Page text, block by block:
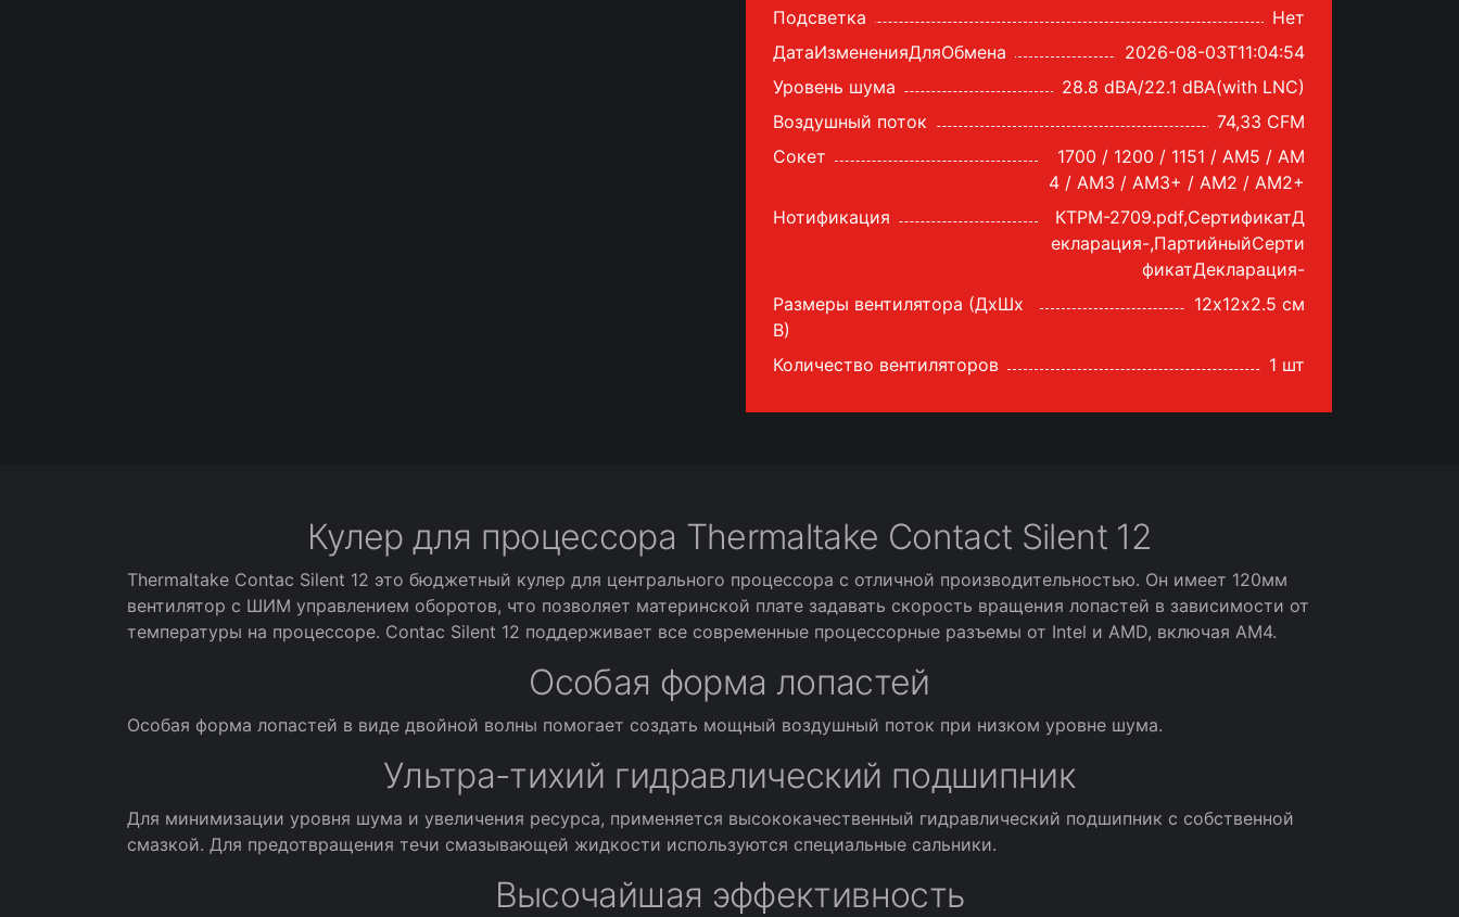
Подсветка
Нет
ДатаИзмененияДляОбмена
2026-08-03T11:04:54
Уровень шума
28.8 dBA/22.1 dBA(with LNC)
Воздушный поток
74,33 CFM
Сокет
1700 / 1200 / 1151 / AM5 / AM
4 / AM3 / AM3+ / AM2 / AM2+
Нотификация
КТРМ-2709.pdf,СертификатД
екларация-,ПартийныйСерти
фикатДекларация-
Размеры вентилятора (ДхШх
В)
12х12х2.5 см
Количество вентиляторов 1 шт
Кулер для процессора Thermaltake Contact Silent 12
Thermaltake Contac Silent 12 это бюджетный кулер для центрального процессора с отличной производительностью. Он имеет 120мм
вентилятор с ШИМ управлением оборотов, что позволяет материнской плате задавать скорость вращения лопастей в зависимости от
температуры на процессоре. Contac Silent 12 поддерживает все современные процессорные разъемы от Intel и AMD, включая AM4.
Особая форма лопастей
Особая форма лопастей в виде двойной волны помогает создать мощный воздушный поток при низком уровне шума.
Ультра-тихий гидравлический подшипник
Для минимизации уровня шума и увеличения ресурса, применяется высококачественный гидравлический подшипник с собственной
смазкой. Для предотвращения течи смазывающей жидкости используются специальные сальники.
Высочайшая эффективность